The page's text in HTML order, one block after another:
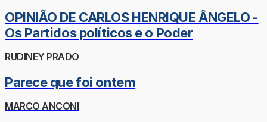
OPINIÃO DE CARLOS HENRIQUE ÂNGELO -
Os Partidos políticos e o Poder
RUDINEY PRADO
Parece que foi ontem
MARCO ANCONI